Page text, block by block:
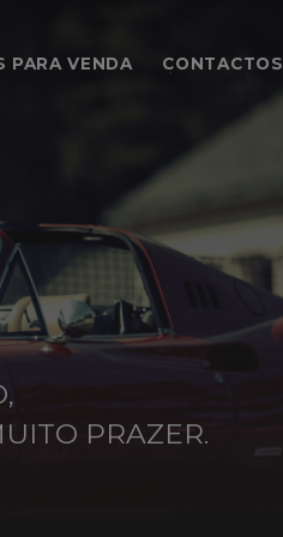
PARA VENDA CONTACTOS
PRAZER.